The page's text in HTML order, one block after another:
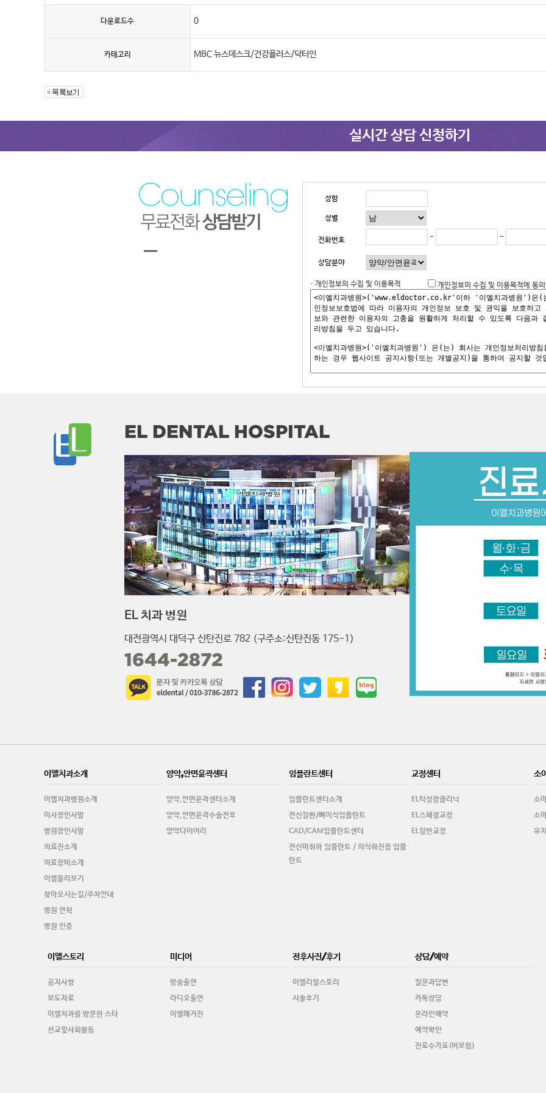
다운로드수 0
카테고리 MBC 뉴스데스크/건강플러스/닥터인
실시간 상담 신청하기
성함
성별
전화번호 - -
상담분야
· 개인정보의 수집 및 이용목적 개인정보의 수집 및 이용목적에 동
EL DENTAL HOSPITAL
EL 치과 병원
대전광역시 대덕구 신탄진로 782 (구주소:신탄진동 175-1)
1644-2872
이엘치과소개
이엘치과병원소개
이사장인사말
병원장인사말
의료진소개
의료장비소개
이엘둘러보기
찾아오시는길/주차안내
병원 연혁
병원 인증
양악,안면윤곽센터
양악,안면윤곽센터소개
양악,안면윤곽수술전후
양악다이어리
임플란트센터
임플란트센터소개
전신질환/뼈이식임플란트
CAD/CAM임플란트센터
전신마취하 임플란트 / 의식하진정 임플
란트
교정센터
EL턱성장클리닉
EL스페셜교정
EL일반교정
소
소
소
유
이엘스토리
공지사항
보도자료
이엘치과를 방문한 스타
선교및사회활동
미디어
방송출연
라디오출연
이엘매거진
전후사진/후기
이엘리얼스토리
시술후기
상담/예약
질문과답변
카톡상담
온라인예약
예약확인
진료수가표(비보험)